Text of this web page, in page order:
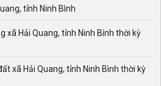
hoạch Quận Đống Đa là:
được các dự án giao thông
địa bàn như: Đường giao
tỉnh Ninh Bình
xã Hải Quang, tỉnh Ninh Bình thời kỳ
xã Hải Quang, tỉnh Ninh Bình thời kỳ